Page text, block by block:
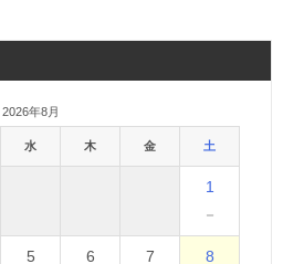
2026年8月
水 木 金 土
1
－
5
6
7
8